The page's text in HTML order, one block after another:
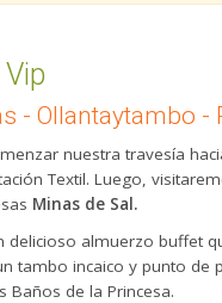
- Ollantaytambo -
nuestra travesía
Textil. Luego,
Minas de Sal.
delicioso almuerzo buffet
tambo incaico y punto de
Baños de la Princesa.